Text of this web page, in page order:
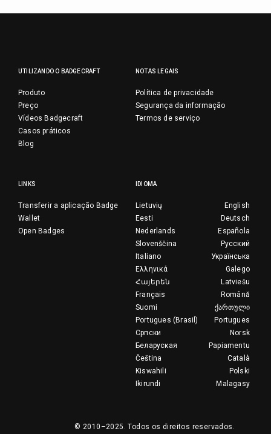
UTILIZANDO O BADGECRAFT
Produto
Preço
Vídeos Badgecraft
Casos práticos
Blog
NOTAS LEGAIS
Política de privacidade
Segurança da informação
Termos de serviço
LINKS
Transferir a aplicação Badge
Wallet
Open Badges
IDIOMA
English
Lietuvių
Deutsch
Eesti
Española
Nederlands
Русский
Slovenščina
Українська
Italiano
Galego
Ελληνικά
Latviešu
Հայերեն
Română
Français
ქართული
Suomi
Portugues
Portugues (Brasil)
Norsk
Српски
Papiamentu
Беларуская
Català
Čeština
Polski
Kiswahili
Malagasy
Ikirundi
© 2010–2025.Todos os direitos reservados.